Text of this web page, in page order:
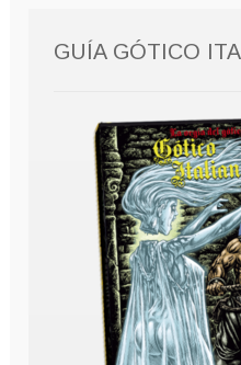
GUÍA GÓTICO